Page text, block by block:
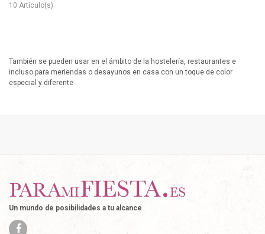
10 Artículo(s)
También se pueden usar en el ámbito de la hostelería, restaurantes e
incluso para meriendas o desayunos en casa con un toque de color
especial y diferente
Un mundo de posibilidades a tu alcance